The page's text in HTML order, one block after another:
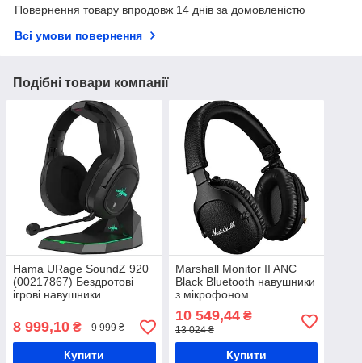
Повернення товару впродовж 14 днів за домовленістю
Всі умови повернення
Подібні товари компанії
Hama URage SoundZ 920
(00217867) Бездротові
ігрові навушники
8 999,10 ₴ 9 999 ₴
Купити
Marshall Monitor II ANC
Black Bluetooth навушники
з мікрофоном
10 549,44₴
13 024 ₴
Купити